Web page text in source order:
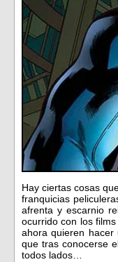
Hay ciertas cosas
franquicias
afrenta y escarnio
ocurrido con los
ahora quieren
que tras conocerse
todos lados…